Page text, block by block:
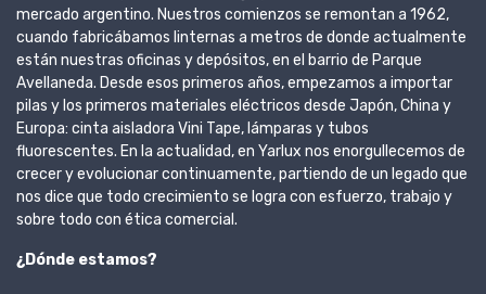
mercado argentino. Nuestros comienzos se remontan a 1962,
cuando fabricábamos linternas a metros de donde actualmente
están nuestras oficinas y depósitos, en el barrio de Parque
Avellaneda. Desde esos primeros años, empezamos a importar
pilas y los primeros materiales eléctricos desde Japón, China y
Europa: cinta aisladora Vini Tape, lámparas y tubos
fluorescentes. En la actualidad, en Yarlux nos enorgullecemos de
crecer y evolucionar continuamente, partiendo de un legado que
nos dice que todo crecimiento se logra con esfuerzo, trabajo y
sobre todo con ética comercial.
¿Dónde estamos?